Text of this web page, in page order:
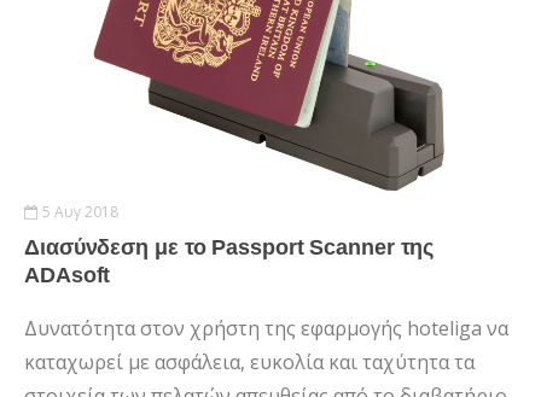
5 Αυγ 2018
Διασύνδεση με το Passport Scanner της
ADAsoft
Δυνατότητα στον χρήστη της εφαρμογής hoteliga να
καταχωρεί με ασφάλεια, ευκολία και ταχύτητα τα